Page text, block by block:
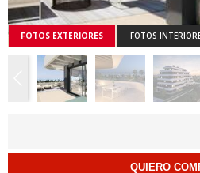
FOTOS EXTERIORES FOTOS
QUIERO